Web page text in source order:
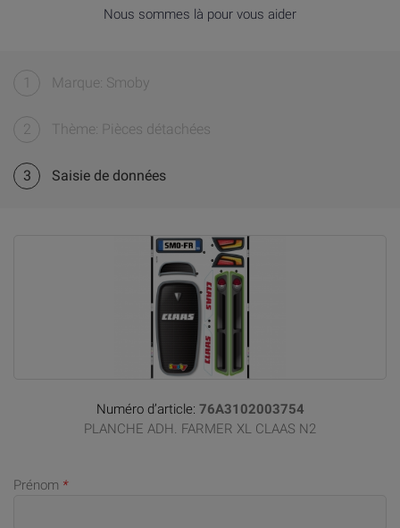
Nous sommes là pour vous aider
1 Marque: Smoby
2 Thème: Pièces détachées
3 Saisie de données
Numéro d’article: 76A3102003754
PLANCHE ADH. FARMER XL CLAAS N2
Prénom *